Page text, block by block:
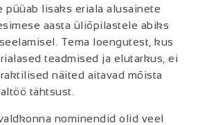
püüab lisaks eriala alusainete
aasta üliõpilastele abiks
Tema loengutest, kus
teadmised ja elutarkus, ei
näited aitavad mõista
tähtsust.
nominendid olid veel